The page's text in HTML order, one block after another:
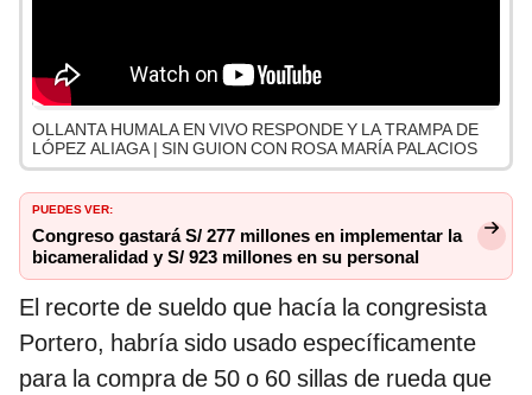
OLLANTA HUMALA EN VIVO RESPONDE Y LA TRAMPA DE
LÓPEZ ALIAGA | SIN GUION CON ROSA MARÍA PALACIOS
PUEDES VER:
Congreso gastará S/ 277 millones en implementar la
bicameralidad y S/ 923 millones en su personal
El recorte de sueldo que hacía la congresista
Portero, habría sido usado específicamente
para la compra de 50 o 60 sillas de rueda que